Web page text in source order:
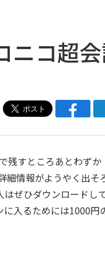
ニコ超
残すところあとわずか
細情報がようやく出そ
はぜひダウンロードし
入るためには1000円